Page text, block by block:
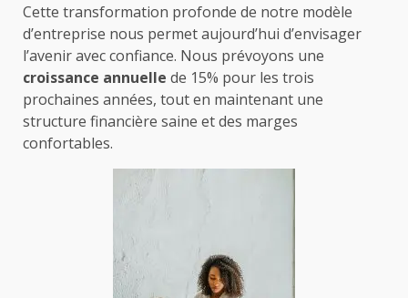
Cette transformation profonde de notre modèle
d’entreprise nous permet aujourd’hui d’envisager
l’avenir avec confiance. Nous prévoyons une
croissance annuelle de 15% pour les trois
prochaines années, tout en maintenant une
structure financière saine et des marges
confortables.